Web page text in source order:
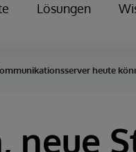
Lösungen
heute
neue